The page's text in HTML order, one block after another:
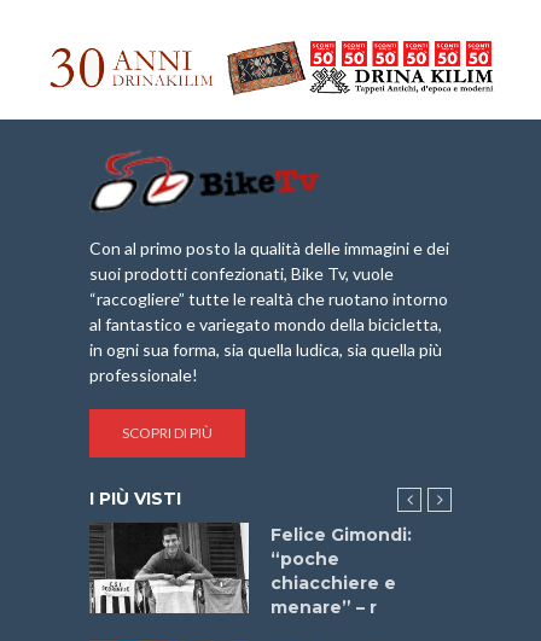
Con al primo posto la qualità delle immagini e dei
suoi prodotti confezionati, Bike Tv, vuole
“raccogliere” tutte le realtà che ruotano intorno
al fantastico e variegato mondo della bicicletta,
in ogni sua forma, sia quella ludica, sia quella più
professionale!
SCOPRI DI PIÙ
I PIÙ VISTI
Felice Gimondi:
“poche
chiacchiere e
menare” – r